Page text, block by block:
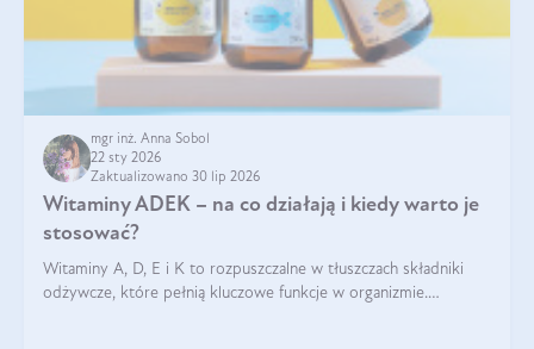
mgr inż. Anna Sobol
22 sty 2026
Zaktualizowano 30 lip 2026
Witaminy ADEK – na co działają i kiedy warto je
stosować?
Witaminy A, D, E i K to rozpuszczalne w tłuszczach składniki
odżywcze, które pełnią kluczowe funkcje w organizmie.